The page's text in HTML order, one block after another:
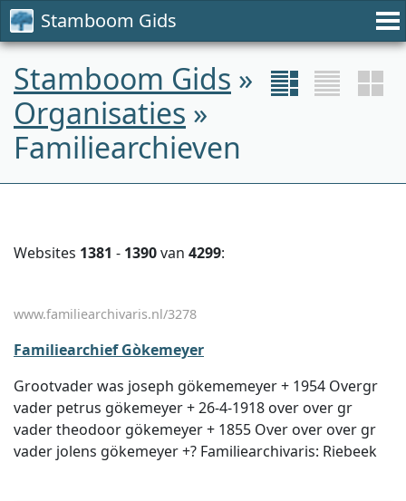
Stamboom Gids
Stamboom Gids »
Organisaties »
Familiearchieven
Websites 1381 - 1390van 4299:
www.familiearchivaris.nl/3278
Familiearchief Gòkemeyer
Grootvader was joseph gökememeyer + 1954 Overgr
vader petrus gökemeyer + 26-4-1918 over over gr
vader theodoor gökemeyer + 1855 Over over over gr
vader jolens gökemeyer +? Familiearchivaris: Riebeek